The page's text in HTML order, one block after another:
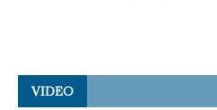
VIDEO